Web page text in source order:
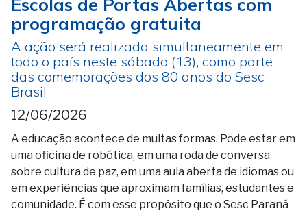
programação gratuita
A ação será realizada simultaneamente em
todo o país neste sábado (13), como parte
das comemorações dos 80 anos do Sesc
Brasil
12/06/2026
A educação acontece de muitas formas. Pode estar em
uma oficina de robótica, em uma roda de conversa
sobre cultura de paz, em uma aula aberta de idiomas ou
em experiências que aproximam famílias, estudantes e
comunidade. É com esse propósito que o Sesc Paraná